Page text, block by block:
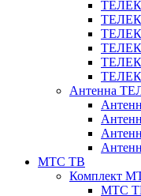
Антенна
МТС ТВ
Комплект
МТС